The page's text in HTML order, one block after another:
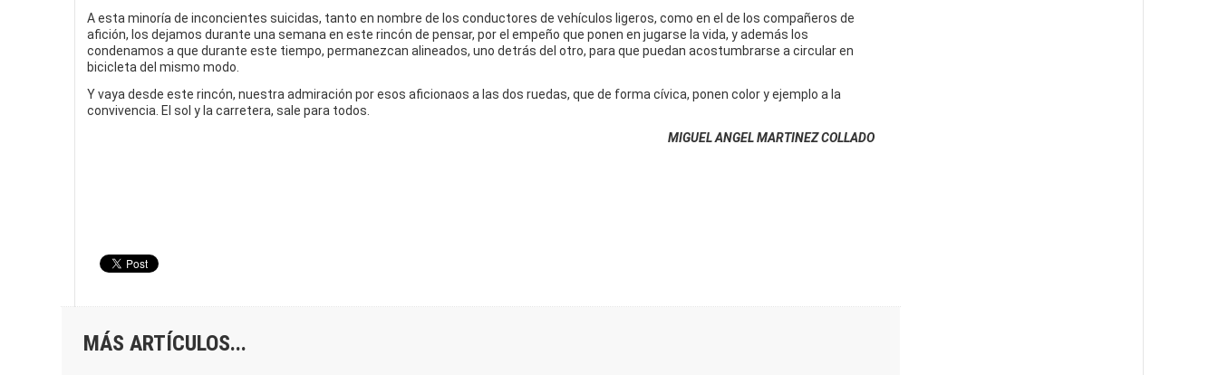
A esta minoría de inconcientes suicidas, tanto en nombre de los conductores de vehículos ligeros, como en el de los compañeros de
afición, los dejamos durante una semana en este rincón de pensar, por el empeño que ponen en jugarse la vida, y además los
condenamos a que durante este tiempo, permanezcan alineados, uno detrás del otro, para que puedan acostumbrarse a circular en
bicicleta del mismo modo.
Y vaya desde este rincón, nuestra admiración por esos aficionaos a las dos ruedas, que de forma cívica, ponen color y ejemplo a la
convivencia. El sol y la carretera, sale para todos.
MIGUEL ANGEL MARTINEZ COLLADO
MÁS ARTÍCULOS...